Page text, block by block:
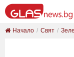
Начало Свят